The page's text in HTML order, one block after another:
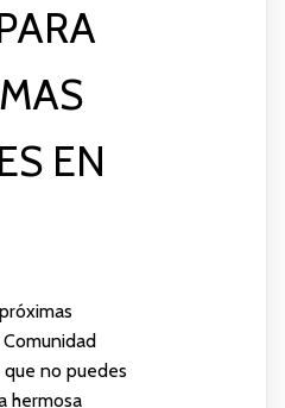
EN
no puedes
hermosa